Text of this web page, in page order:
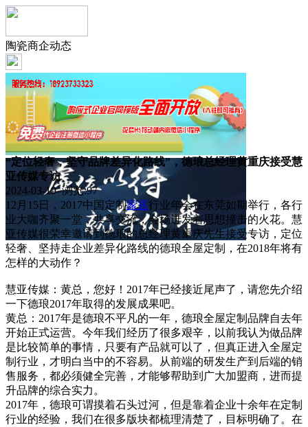
陶瓷商企动态
“定位轻奢，坚守品牌差异化路线”，德琅总经理黄重庆接受慧
亚传媒专访
2024-03-19 浏览:97
12月15日，2017中国定制家居行业年会在东莞如期举行，各行
业大咖齐聚一堂，共享交流，会场迸发着思想撞击的火花。慧
亚传媒很荣幸邀请到德琅的总经理黄重庆先生接受专访，定位
轻奢、坚持走企业差异化路线的德琅全屋定制，在2018年将有
怎样的大动作？
慧亚传媒：黄总，您好！2017年已经接近尾声了，请您先介绍
一下德琅2017年取得的发展成果吧。
黄总：2017年是德琅不平凡的一年，德琅全屋定制品牌自去年
开始正式运营。今年我们经历了很多艰辛，以前我认为做品牌
是比较简单的事情，只要有产品就可以了，但真正进入全屋定
制行业，才明白当中的不容易。从前端的研发生产到后端的销
售服务，都必须健全完善，才能够帮助到广大加盟商，进而提
升品牌的综合实力。
2017年，德琅可谓摸着石头过河，但是靠着企业十余年在定制
行业的经验，我们在很多版块都梳理清楚了，目标明确了。在